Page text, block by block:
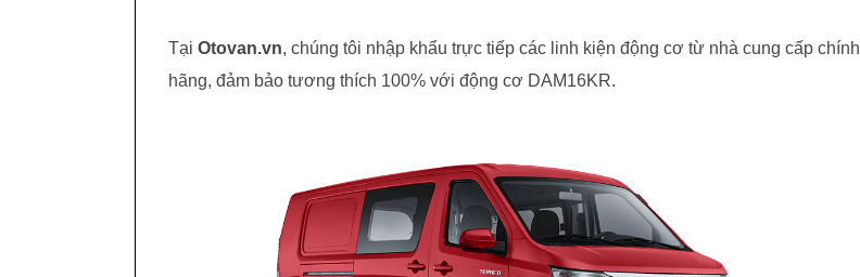
Tại Otovan.vn, chúng tôi nhập khẩu trực tiếp các linh kiện động cơ từ nhà cung cấp chính
hãng, đảm bảo tương thích 100% với động cơ DAM16KR.